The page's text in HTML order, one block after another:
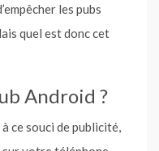
les pubs
quel est donc cet
Android ?
ce souci de publicité,